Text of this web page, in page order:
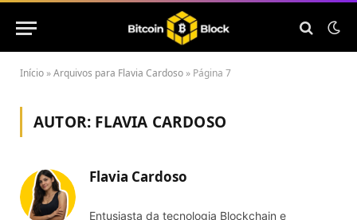
Início »Arquivos para Flavia Cardoso » Página 7
AUTOR: FLAVIA CARDOSO
Flavia Cardoso
Entusiasta da tecnologia Blockchain e